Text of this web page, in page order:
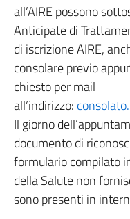
all’AIRE possono
Anticipate di
di iscrizione AIRE,
consolare previo
chiesto per mail
all’indirizzo:
Il giorno
documento di
formulario compilato
della Salute non
sono presenti in